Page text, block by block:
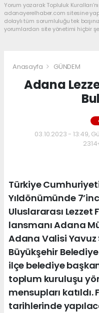
Yorum yazarak Topluluk
adanayerelhaber.com sitesine
dolaylı tüm sorumluluğu tek
yorumlardan site yönetimi hiçbir
Anasayfa GÜNDEM
Adana
03.10.2023 - 13:49,
Türkiye
Yıldönümünde
Uluslararası Lezzet
lansmanı Adana
Adana Valisi
Büyükşehir
ilçe belediye
toplum kuruluşu
mensupları
tarihlerinde